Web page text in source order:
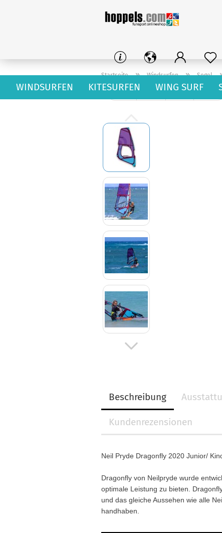
WINDSURFEN KITESURFEN WING SURF
Startseite » Windsurfen » Segel
Beschreibung
Kundenrezensionen
Neil Pryde Dragonfly 2020 Junior/
Dragonfly von Neilpryde wurde
optimale Leistung zu bieten.
und das gleiche Aussehen wie alle
handhaben.